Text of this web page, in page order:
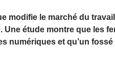
modifie le marché du
Une étude montre que les
numériques et qu’un